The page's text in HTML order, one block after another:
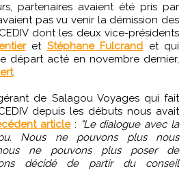
pas vu venir la démission des
dont les deux vice-présidents
et Stéphane Fulcrand et qui
départ acté en novembre dernier,
.
de Salagou Voyages qui fait
depuis les débuts nous avait
article: "Le dialogue avec la
Nous ne pouvons plus nous
ne pouvons plus poser de
décidé de partir du conseil